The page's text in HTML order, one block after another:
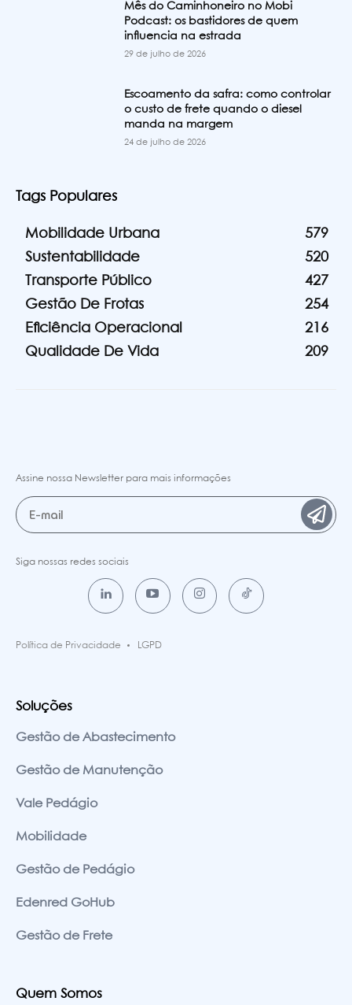
Mês do Caminhoneiro no Mobi
Podcast: os bastidores de quem
influencia na estrada
29 de julho de 2026
Escoamento da safra: como controlar
o custo de frete quando o diesel
manda na margem
24 de julho de 2026
Tags Populares
Mobilidade Urbana
579
Sustentabilidade
520
Transporte Público
427
Gestão De Frotas
254
Eficiência Operacional
216
Qualidade De Vida
209
Assine nossa Newsletter para mais informações
Siga nossas redes sociais
Política de Privacidade LGPD
Soluções
Gestão de Abastecimento
Gestão de Manutenção
Vale Pedágio
Mobilidade
Gestão de Pedágio
Edenred GoHub
Gestão de Frete
Quem Somos